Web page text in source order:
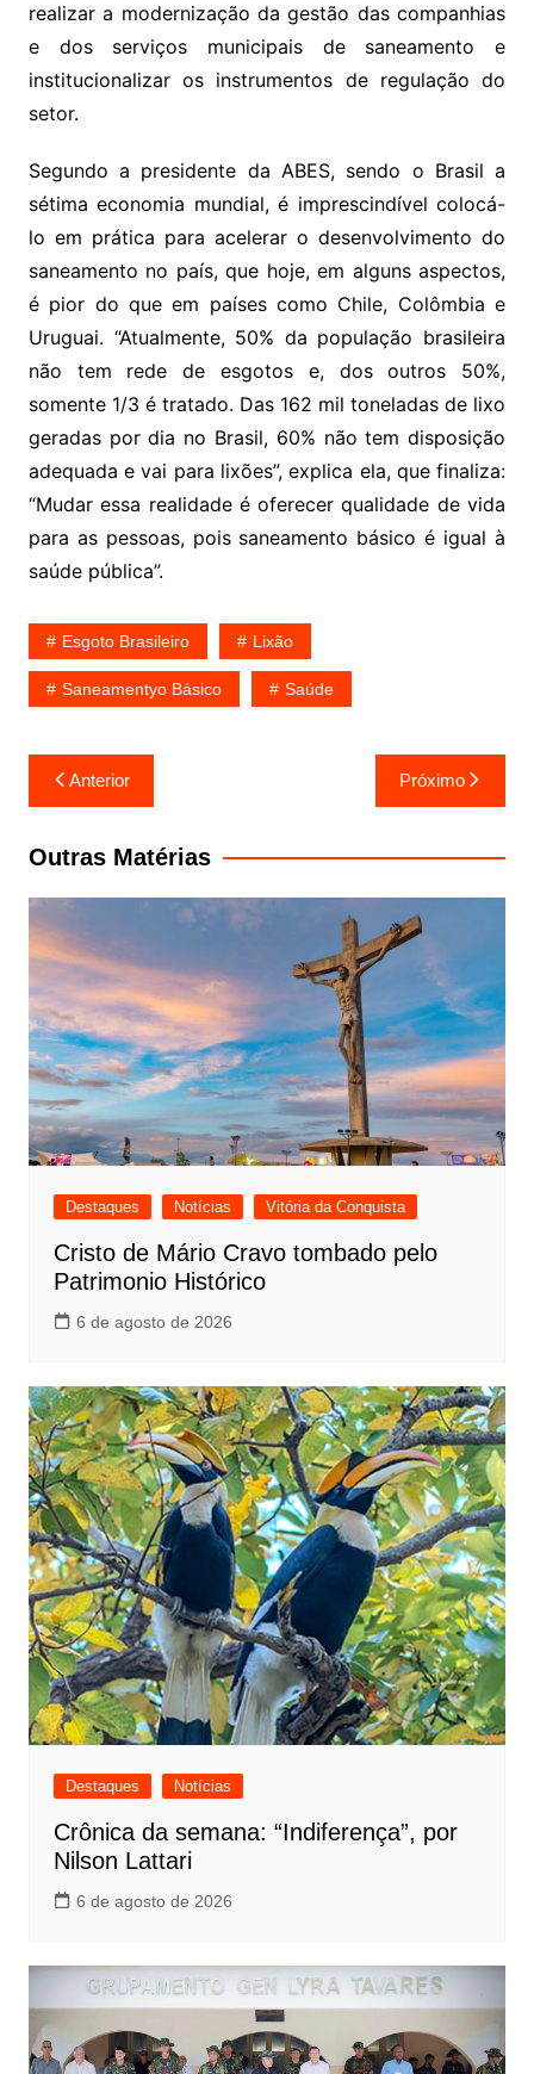
realizar a modernização da gestão das companhias
e dos serviços municipais de saneamento e
institucionalizar os instrumentos de regulação do
setor.
Segundo a presidente da ABES, sendo o Brasil a
sétima economia mundial, é imprescindível colocá-
lo em prática para acelerar o desenvolvimento do
saneamento no país, que hoje, em alguns aspectos,
é pior do que em países como Chile, Colômbia e
Uruguai. “Atualmente, 50% da população brasileira
não tem rede de esgotos e, dos outros 50%,
somente 1/3 é tratado. Das 162 mil toneladas de lixo
geradas por dia no Brasil, 60% não tem disposição
adequada e vai para lixões”, explica ela, que finaliza:
“Mudar essa realidade é oferecer qualidade de vida
para as pessoas, pois saneamento básico é igual à
saúde pública”.
Esgoto Brasileiro Lixão
Saneamentyo Básico Saúde
Navegação
de
Post
Anterior Próximo
Outras Matérias
Destaques Notícias Vitória da Conquista
Cristo de Mário Cravo tombado pelo
Patrimonio Histórico
6 de agosto de 2026
Destaques Notícias
Crônica da semana: “Indiferença”, por
Nilson Lattari
6 de agosto de 2026